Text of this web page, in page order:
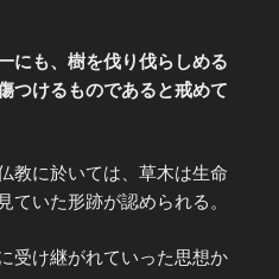
にも、樹を伐り伐らしめる
つけるものであると戒めて
教に於いては、草木は生命
ていた形跡が認められる。
受け継がれていった思想か